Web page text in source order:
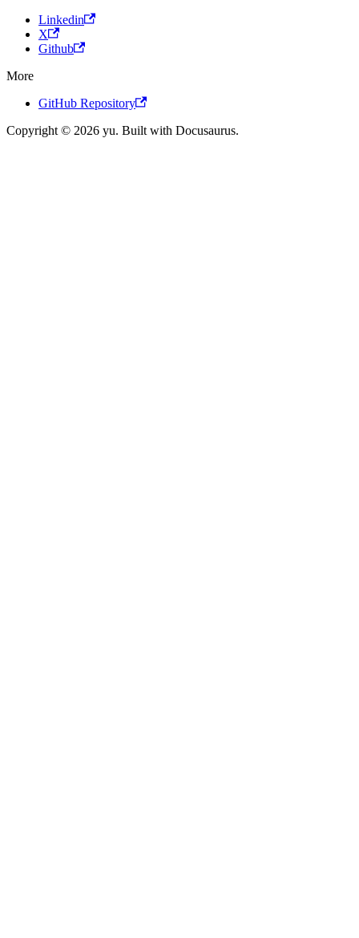
Linkedin
X
Github
More
GitHub Repository
Copyright © 2026 yu. Built with Docusaurus.